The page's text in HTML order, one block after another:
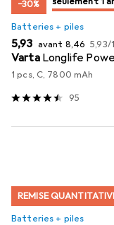
−30%
Batteries + piles
EUR
5,93 avant EUR
8,46 EUR
5,93/
Varta Longlife
1 pcs, C, 7800 mAh
95
REMISE
Batteries + piles